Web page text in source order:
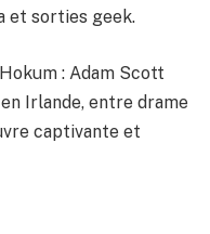
et sorties geek.
: Adam Scott
Irlande, entre drame
captivante et